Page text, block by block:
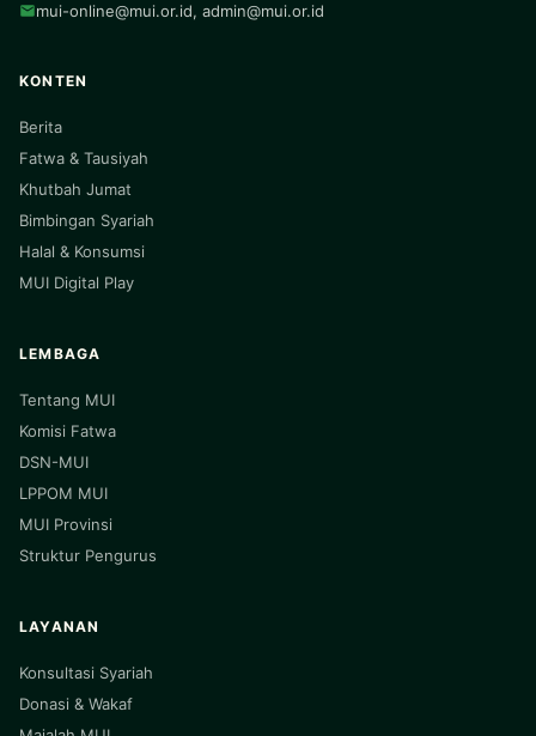
mui-online@mui.or.id, admin@mui.or.id
KONTEN
Berita
Fatwa & Tausiyah
Khutbah Jumat
Bimbingan Syariah
Halal & Konsumsi
MUI Digital Play
LEMBAGA
Tentang MUI
Komisi Fatwa
DSN-MUI
LPPOM MUI
MUI Provinsi
Struktur Pengurus
LAYANAN
Konsultasi Syariah
Donasi & Wakaf